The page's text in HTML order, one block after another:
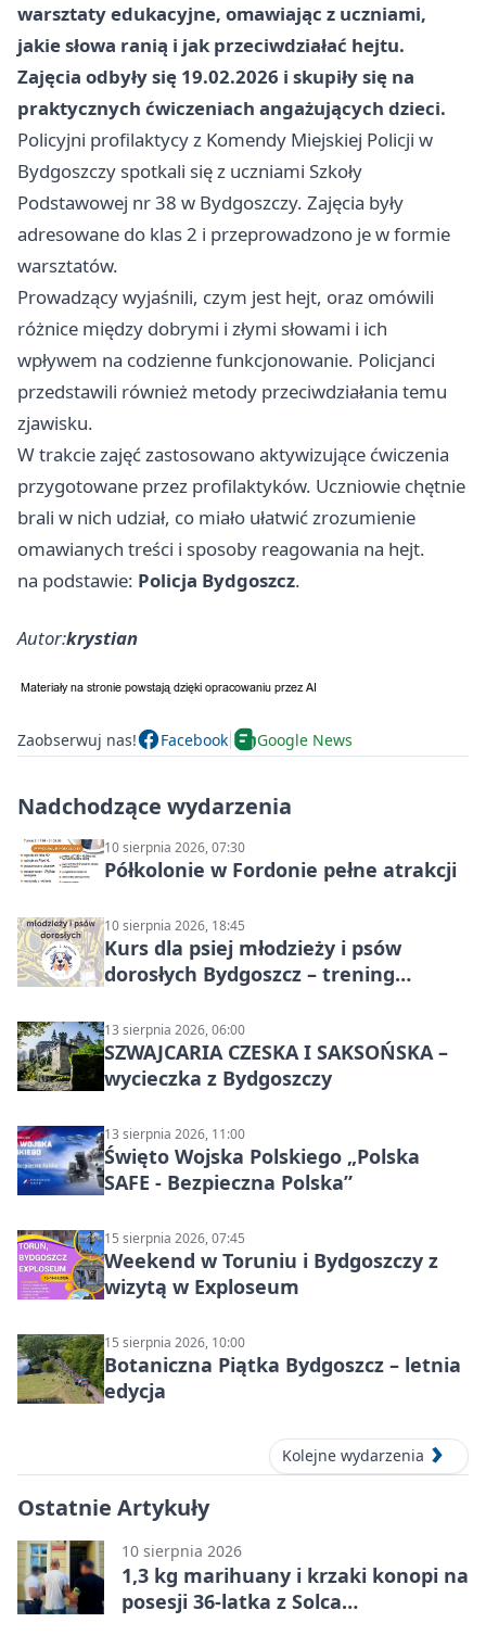
warsztaty edukacyjne, omawiając z uczniami,
jakie słowa ranią i jak przeciwdziałać hejtu.
Zajęcia odbyły się 19.02.2026 i skupiły się na
praktycznych ćwiczeniach angażujących dzieci.
Policyjni profilaktycy z Komendy Miejskiej Policji w
Bydgoszczy spotkali się z uczniami Szkoły
Podstawowej nr 38 w Bydgoszczy. Zajęcia były
adresowane do klas 2 i przeprowadzono je w formie
warsztatów.
Prowadzący wyjaśnili, czym jest hejt, oraz omówili
różnice między dobrymi i złymi słowami i ich
wpływem na codzienne funkcjonowanie. Policjanci
przedstawili również metody przeciwdziałania temu
zjawisku.
W trakcie zajęć zastosowano aktywizujące ćwiczenia
przygotowane przez profilaktyków. Uczniowie chętnie
brali w nich udział, co miało ułatwić zrozumienie
omawianych treści i sposoby reagowania na hejt.
na podstawie: Policja Bydgoszcz.
Autor:krystian
Zaobserwuj nas! Facebook Google News
Nadchodzące wydarzenia
10 sierpnia 2026, 07:30
Półkolonie w Fordonie pełne atrakcji
10 sierpnia 2026, 18:45
Kurs dla psiej młodzieży i psów
dorosłych Bydgoszcz – trening
13 sierpnia 2026, 06:00
SZWAJCARIA CZESKA I SAKSOŃSKA –
wycieczka z Bydgoszczy
13 sierpnia 2026, 11:00
Święto Wojska Polskiego „Polska
SAFE - Bezpieczna Polska”
15 sierpnia 2026, 07:45
Weekend w Toruniu i Bydgoszczy z
wizytą w Exploseum
15 sierpnia 2026, 10:00
Botaniczna Piątka Bydgoszcz – letnia
edycja
Kolejne wydarzenia
Ostatnie Artykuły
10 sierpnia 2026
1,3 kg marihuany i krzaki konopi na
posesji 36-latka z Solca